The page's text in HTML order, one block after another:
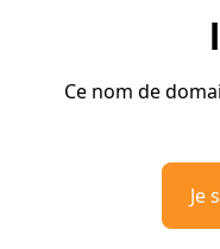
Ce nom de
Je